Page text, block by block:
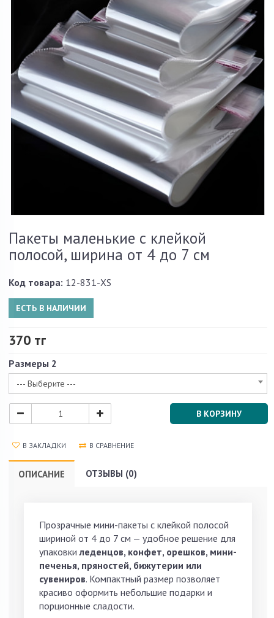
Пакеты маленькие с клейкой
полосой, ширина от 4 до 7 см
Код товара: 12-831-XS
ЕСТЬ В НАЛИЧИИ
370 тг
Размеры 2
--- Выберите ---
В КОРЗИНУ
В ЗАКЛАДКИ В СРАВНЕНИЕ
ОПИСАНИЕ ОТЗЫВЫ (0)
Прозрачные мини-пакеты с клейкой полосой
шириной от 4 до 7 см — удобное решение для
упаковкиледенцов, конфет, орешков, мини-
печенья, пряностей, бижутерии или
сувениров. Компактный размер позволяет
красиво оформить небольшие подарки и
порционные сладости.